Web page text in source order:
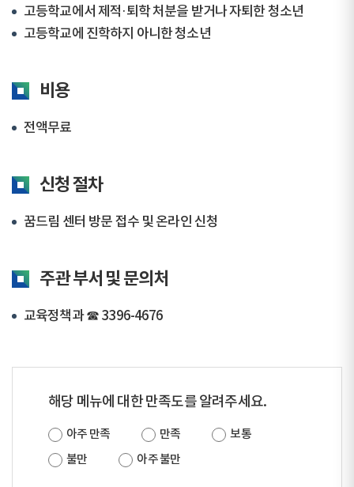
고등학교에서 제적·퇴학 처분을 받거나 자퇴한 청소년
고등학교에 진학하지 아니한 청소년
비용
전액무료
신청 절차
꿈드림 센터 방문 접수 및 온라인 신청
주관 부서 및 문의처
교육정책과 ☎ 3396-4676
해당 메뉴에 대한 만족도를 알려주세요.
아주 만족 만족
보통
불만
아주 불만